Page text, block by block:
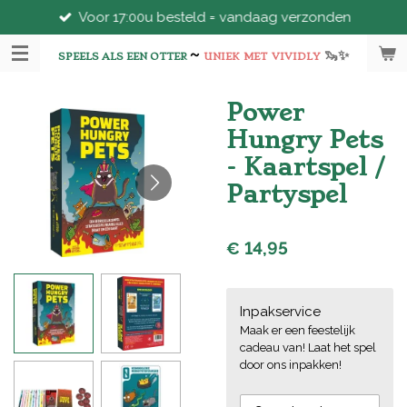
direct
naar
SPEELS ALS EEN OTTER~ UNIEK MET VIVIDLY 🦦✨
Voor 17:00u besteld = vandaag verzonden
Power
Hungry Pets
- Kaartspel /
Partyspel
€ 14,95
Inpakservice
Maak er een feestelijk
cadeau van! Laat het spel
door ons inpakken!